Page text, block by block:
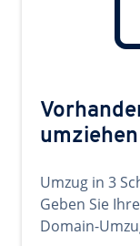
umziehen
Umzug in 3
Geben Sie
Domain-